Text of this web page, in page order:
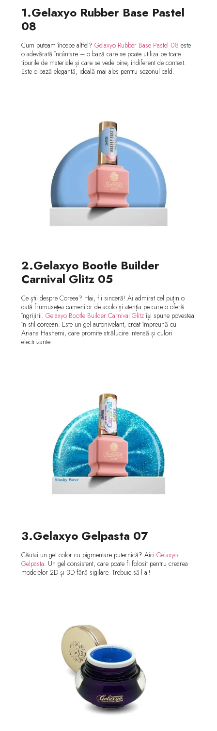
1.Gelaxyo Rubber Base Pastel
08
Cum puteam începe altfel?Gelaxyo Rubber Base Pastel 08 este
o adevărată încântare – o bază care se poate utiliza pe toate
tipurile de materiale și care se vede bine, indiferent de context.
Este o bază elegantă, ideală mai ales pentru sezonul cald.
2.Gelaxyo Bootle Builder
Carnival Glitz 05
Ce știi despre Coreea? Hai, fii sinceră! Ai admirat cel puțin o
dată frumusețea oamenilor de acolo și atenția pe care o oferă
îngrijirii.Gelaxyo Bootle Builder Carnival Glitzîși spune povestea
în stil coreean. Este un gel autonivelant, creat împreună cu
Ariana Hashemi, care promite strălucire intensă și culori
electrizante.
3.Gelaxyo Gelpasta 07
Căutai un gel color cu pigmentare puternică? AiciGelaxyo
Gelpasta. Un gel consistent, care poate fi folosit pentru crearea
modelelor 2D și 3D fără sigilare. Trebuie să-l ai!